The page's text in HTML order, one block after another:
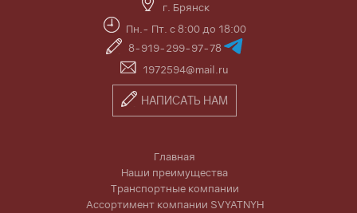
г. Брянск
Пн.- Пт. с 8:00 до 18:00
8-919-299-97-78
1972594@mail.ru
НАПИСАТЬ НАМ
Главная
Наши преимущества
Транспортные компании
Ассортимент компании SVYATNYH